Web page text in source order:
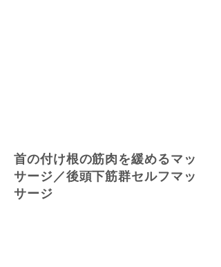
首の付け根の筋肉を緩めるマッ
サージ／後頭下筋群セルフマッ
サージ